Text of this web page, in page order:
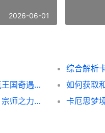
2026-06-01
洛克王国奇遇精灵异色捕捉策略 洛克王国奇遇精灵在哪里抓
宗师之上金红二境武当流派详细策略 宗师之力百科